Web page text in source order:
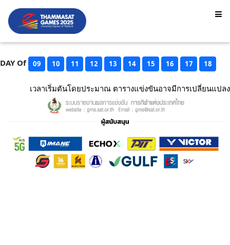
DAY Of 09 10 11 12 13 14 15 16 17 18
เวลาเริ่มตันโดยประมาณ ตารางแข่งขันอาจมีการเปลี่ยนแปลง